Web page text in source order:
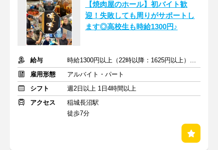
【焼肉屋のホール】初バイト歓
迎！失敗しても周りがサポートし
ます◎高校生も時給1300円♪
給与
時給1300円以上（22時以降：1625円以上）＋交通費支給
雇用形態
アルバイト・パート
シフト
週2日以上 1日4時間以上
アクセス
稲城長沼駅
徒歩7分